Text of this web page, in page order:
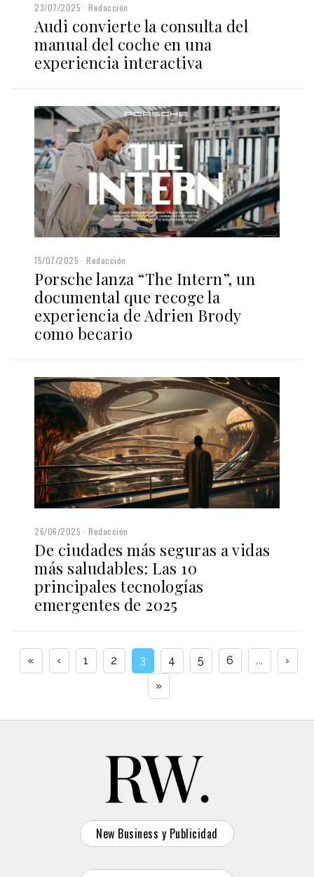
23/07/2025 Redacción
Audi convierte la consulta del
manual del coche en una
experiencia interactiva
15/07/2025 Redacción
Porsche lanza “The Intern”, un
documental que recoge la
experiencia de Adrien Brody
como becario
26/06/2025 Redacción
De ciudades más seguras a vidas
más saludables: Las 10
principales tecnologías
emergentes de 2025
« ‹ 1 2 3 4 5 6 ...
›
»
New Business y Publicidad